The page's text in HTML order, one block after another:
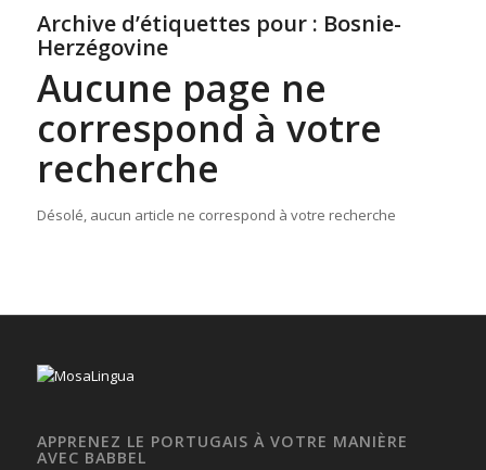
Archive d’étiquettes pour : Bosnie-
Herzégovine
Aucune page ne
correspond à votre
recherche
Désolé, aucun article ne correspond à votre recherche
APPRENEZ LE PORTUGAIS À VOTRE MANIÈRE
AVEC BABBEL